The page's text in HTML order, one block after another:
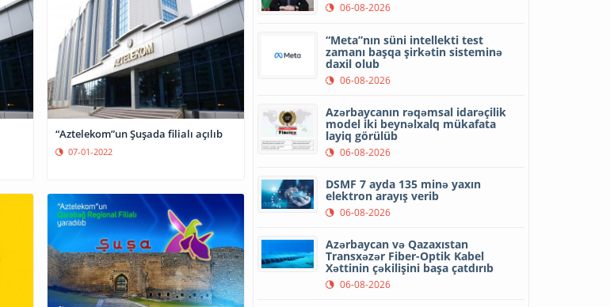
“Aztelekom”un Şuşada filialı açılıb
07-01-2022
06-08-2026
“Meta”nın süni intellekti test
zamanı başqa şirkətin sisteminə
daxil olub
06-08-2026
Azərbaycanın rəqəmsal idarəçilik
model iki beynəlxalq mükafata
layiq görülüb
06-08-2026
DSMF 7 ayda 135 minə yaxın
elektron arayış verib
06-08-2026
Azərbaycan və Qazaxıstan
Transxəzər Fiber-Optik Kabel
Xəttinin çəkilişini başa çatdırıb
06-08-2026